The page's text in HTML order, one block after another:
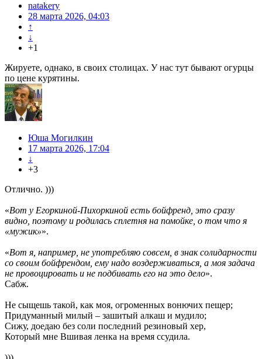
natakery
28 марта 2026, 04:03
↑
↓
+1
Жируете, однако, в своих столицах. У нас тут бывают огурцы
по цене курятины.
Юша Могилкин
17 марта 2026, 17:04
↓
+3
Отлично. )))
«Вот у Егоркиной-Пихоркиной есть бойфренд, это сразу
видно, поэтому и родилась сплетня на помойке, о том что я
«мужик»».
«Вот я, например, не употребляю совсем, в знак солидарности
со своим бойфрендом, ему надо воздерживаться, а моя задача
не провоцировать и не подбивать его на это дело».
Сабж.
Не сыщешь такой, как моя, огроменных вонючих пещер;
Придуманный милый – зашитый алкаш и мудило;
Сижу, доедаю без соли последний резиновый хер,
Который мне Вшивая ленка на время ссудила.